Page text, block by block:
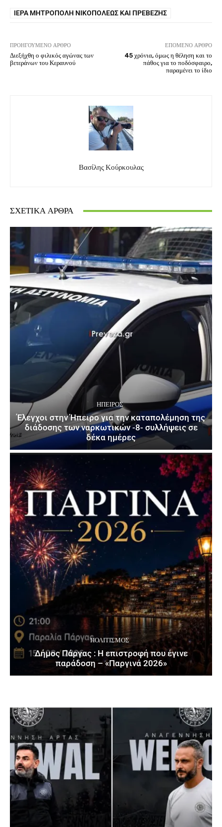
ΙΕΡΆ ΜΗΤΡΌΠΟΛΗ ΝΙΚΟΠΌΛΕΩΣ ΚΑΙ ΠΡΕΒΈΖΗΣ
ΠΡΟΗΓΟΎΜΕΝΟ ΆΡΘΡΟ
Διεξήχθη ο φιλικός αγώνας των
βετεράνων του Κεραυνού
ΕΠΌΜΕΝΟ ΆΡΘΡΟ
45 χρόνια, όμως η θέληση και το
πάθος για το ποδόσφαιρο,
παραμένει το ίδιο
Βασίλης Κούρκουλας
ΣΧΕΤΙΚΆ ΆΡΘΡΑ
ΉΠΕΙΡΟΣ
Έλεγχοι στην Ήπειρο για την καταπολέμηση της
διάδοσης των ναρκωτικών -8- συλλήψεις σε
δέκα ημέρες
ΠΟΛΙΤΙΣΜΌΣ
Δήμος Πάργας : Η επιστροφή που έγινε
παράδοση – «Παργινά 2026»